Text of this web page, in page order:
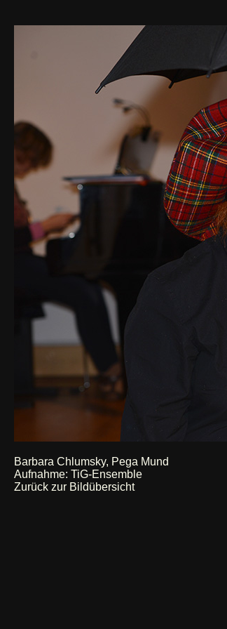
Barbara Chlumsky, Pega Mund
Aufnahme: TiG-Ensemble
Zurück zur Bildübersicht